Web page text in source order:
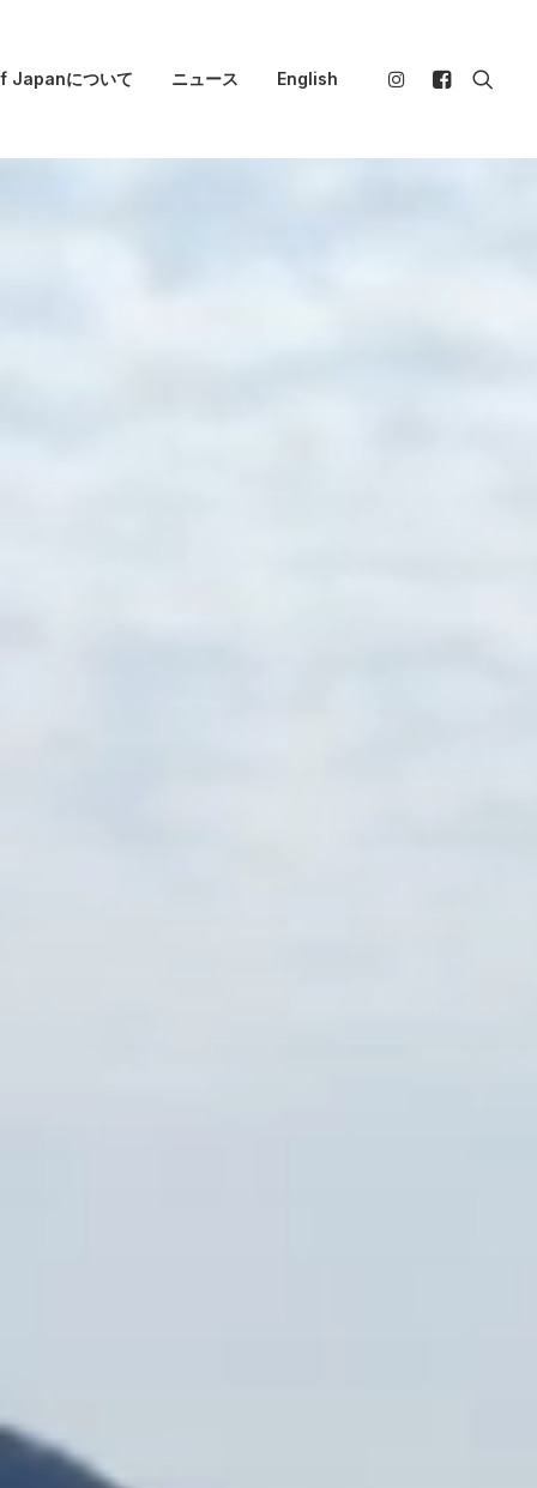
Japanについて ニュース English